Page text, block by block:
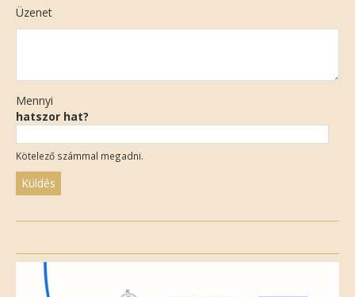
Üzenet
Mennyi
hatszor hat?
Kötelező számmal megadni.
field
empty.